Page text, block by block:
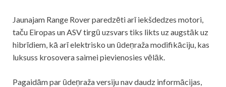
Jaunajam Range Rover paredzēti arī iekšdedzes motori,
taču Eiropas un ASV tirgū uzsvars tiks likts uz augstāk uz
hibrīdiem, kā arī elektrisko un ūdeņraža modifikāciju, kas
luksuss krosovera saimei pievienosies vēlāk.
Pagaidām par ūdeņraža versiju nav daudz informācijas,